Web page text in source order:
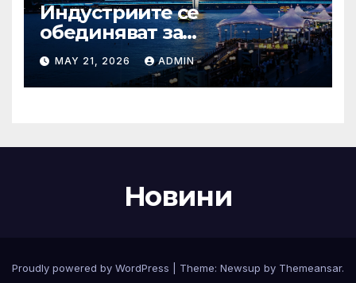
Индустриите се
обединяват за
висококачествен растеж на
културния и
туристическия сектор
MAY 21, 2026 ADMIN
Новини
Proudly powered by WordPress Theme: Newsup by Themeansar.